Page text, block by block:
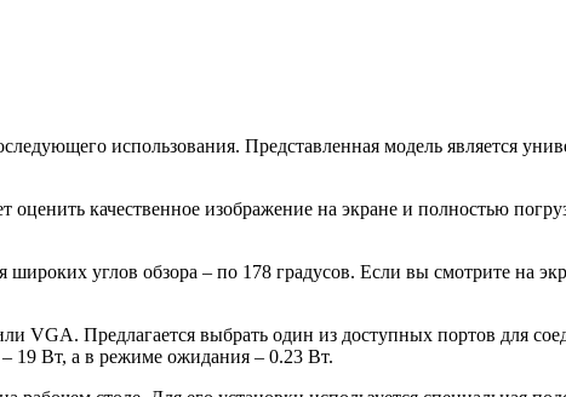
использования. Представленная модель является
качественное изображение на экране и полностью
углов обзора – по 178 градусов. Если вы смотрите на
VGA. Предлагается выбрать один из доступных портов для
– 19 Вт, а в режиме ожидания – 0.23 Вт.